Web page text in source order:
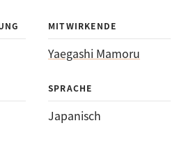
MITWIRKENDE
Yaegashi Mamoru
SPRACHE
Japanisch